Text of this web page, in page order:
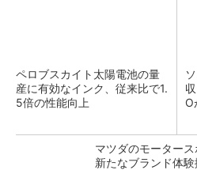
ペロブスカイト太陽電池の量
産に有効なインク、従来比で1.
5倍の性能向上
O
マツダのモータース
新たなブランド体